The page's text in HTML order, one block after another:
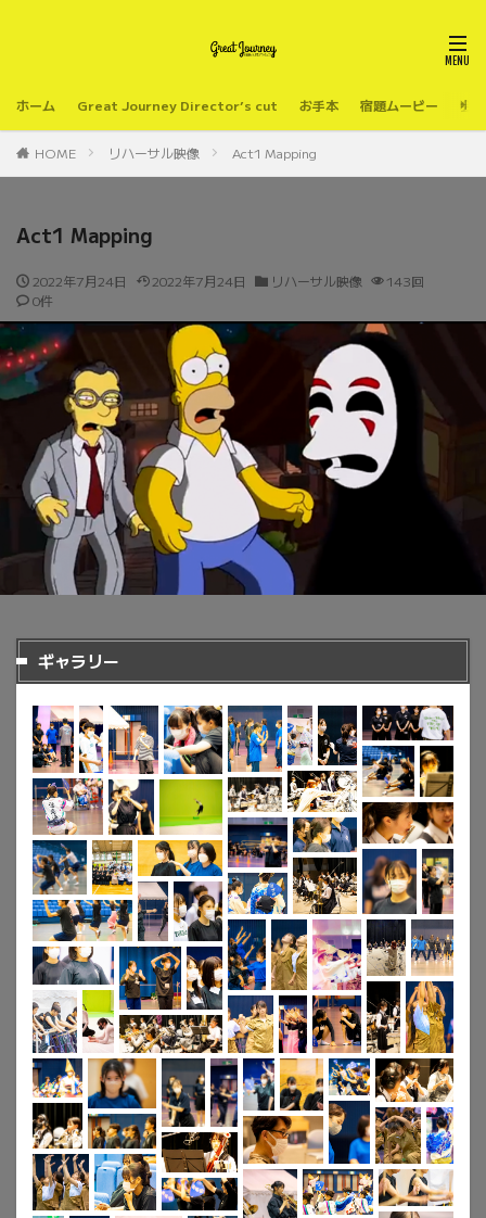
ホーム Great Journey Director’s cut お手本 宿題ムービー 会
HOME リハーサル映像 Act1 Mapping
Act1 Mapping
2022年7月24日 2022年7月24日 リハーサル映像
143回
0件
ギャラリー